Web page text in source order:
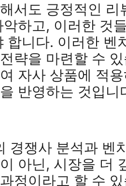
서도 긍정적인 리
하고, 이러한 것
합니다. 이러한 벤
략을 마련할 수
자사 상품에 적
반영하는 것입니
경쟁사 분석과 벤
아닌, 시장을 더
정이라고 할 수